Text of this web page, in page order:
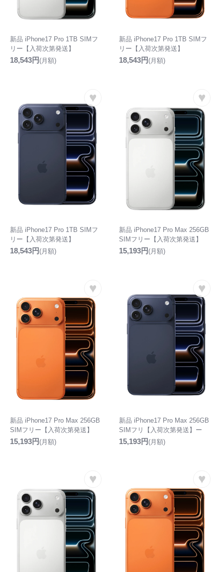
新品 iPhone17 Pro 1TB SIMフ
リー【入荷次第発送】
18,543円(月額)
新品 iPhone17 Pro 1TB SIMフ
リー【入荷次第発送】
18,543円(月額)
♥
新品 iPhone17 Pro 1TB SIMフ
リー【入荷次第発送】
18,543円(月額)
♥
新品 iPhone17 Pro Max 256GB
SIMフリー【入荷次第発送】
15,193円(月額)
♥
新品 iPhone17 Pro Max 256GB
SIMフリー【入荷次第発送】
15,193円(月額)
♥
新品 iPhone17 Pro Max 256GB
SIMフリ【入荷次第発送】ー
15,193円(月額)
♥ ♥